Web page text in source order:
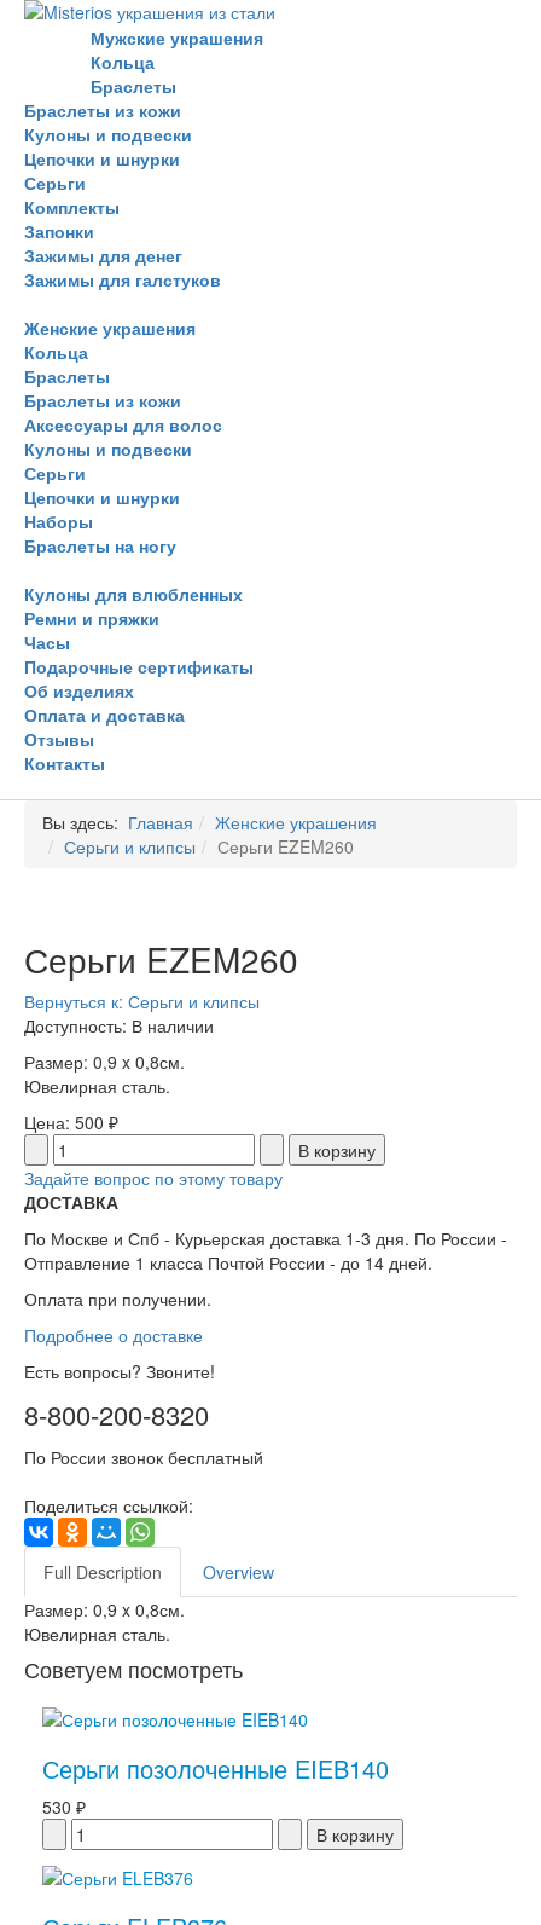
Мужские украшения
Кольца
Браслеты
Браслеты из кожи
Кулоны и подвески
Цепочки и шнурки
Серьги
Комплекты
Запонки
Зажимы для денег
Зажимы для галстуков
Женские украшения
Кольца
Браслеты
Браслеты из кожи
Аксессуары для волос
Кулоны и подвески
Серьги
Цепочки и шнурки
Наборы
Браслеты на ногу
Кулоны для влюбленных
Ремни и пряжки
Часы
Подарочные сертификаты
Об изделиях
Оплата и доставка
Отзывы
Контакты
Вы здесь: Главная
Женские украшения
Серьги и клипсы
Серьги EZEM260
Серьги EZEM260
Вернуться к: Серьги и клипсы
Доступность: В наличии
Размер: 0,9 x 0,8см.
Ювелирная сталь.
Цена: 500 ₽
Задайте вопрос по этому товару
ДОСТАВКА
По Москве и Спб - Курьерская доставка 1-3 дня. По России -
Отправление 1 класса Почтой России - до 14 дней.
Оплата при получении.
Подробнее о доставке
Есть вопросы? Звоните!
8-800-200-8320
По России звонок бесплатный
Поделиться ссылкой:
Full Description
Overview
Размер: 0,9 x 0,8см.
Ювелирная сталь.
Советуем посмотреть
Серьги позолоченные EIEB140
530 ₽